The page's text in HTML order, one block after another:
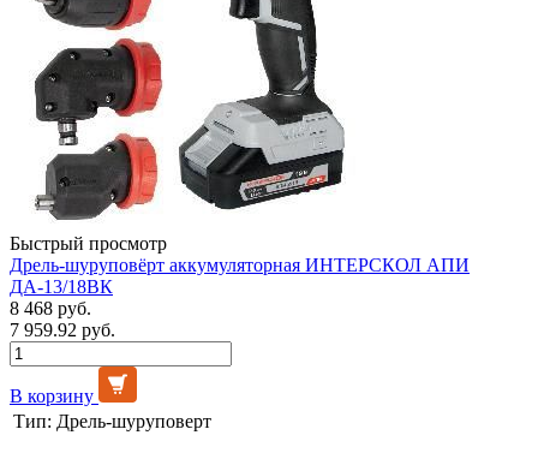
Быстрый просмотр
Дрель-шуруповёрт аккумуляторная ИНТЕРСКОЛ АПИ
ДА-13/18ВК
8 468 руб.
7 959.92 руб.
В корзину
Тип: Дрель-шуруповерт